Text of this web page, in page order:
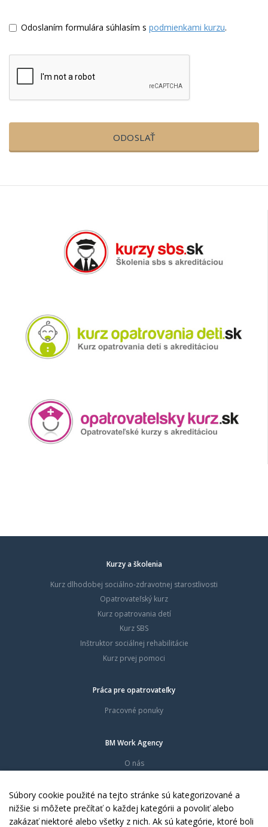
Odoslaním formulára súhlasím s podmienkami kurzu.
ODOSLAŤ
Kurzy a školenia
Kurz dlhodobej sociálno-zdravotnej starostlivosti
Opatrovateľský kurz
Kurz opatrovania detí
Kurz SBS
Inštruktor sociálnej rehabilitácie
Kurz prvej pomoci
Práca pre opatrovateľky
Pracovné ponuky
BM Work Agency
O nás
Dokumenty
Kontakty
Súbory cookie použité na tejto stránke sú kategorizované a
nižšie si môžete prečítať o každej kategórii a povoliť alebo
zakázať niektoré alebo všetky z nich. Ak sú kategórie, ktoré boli